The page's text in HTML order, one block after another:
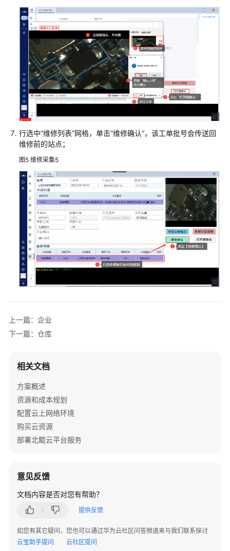
数
CAXA
研
发
制
造
一
体
解
决
方
装
备
制
造
字
化
方
亿
信
华
辰
中
台
解
案
实
行选中“维修列表”网格，单击“维修确认”，该工单批号会传送回
维修前的站点；
图5 维修采集5
上一篇：企业
下一篇：仓库
相关文档
方案概述
资源和成本规划
配置云上网络环境
购买云资源
部署北鲲云平台服务
意见反馈
文档内容是否对您有帮助？
提供反馈
如您有其它疑问，您也可以通过华为云社区问答频道来与我们联系探讨
云宝助手提问
云社区提问